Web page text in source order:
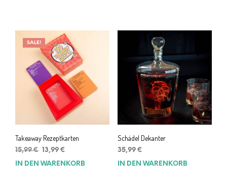
SALE!
Takeaway Rezeptkarten
15,99€ Ursprünglicher
Preis
13,99 €
Preis
IN DEN WARENKORB
Schädel Dekanter
35,99 €
IN DEN WARENKORB